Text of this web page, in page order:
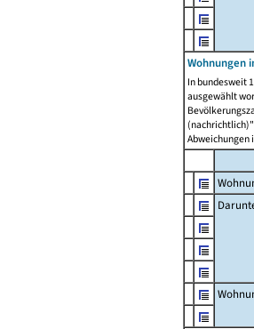
Wohnungen
In bundesweit
ausgewählt
Abweichungen